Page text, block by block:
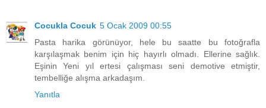
Cocukla Cocuk 5 Ocak 2009 00:55
Pasta harika görünüyor, hele bu saatte bu fotoğrafla
karşılaşmak benim için hiç hayırlı olmadı. Ellerine sağlık.
Eşinin Yeni yıl ertesi çalışması seni demotive etmiştir,
tembelliğe alışma arkadaşım.
Yanıtla